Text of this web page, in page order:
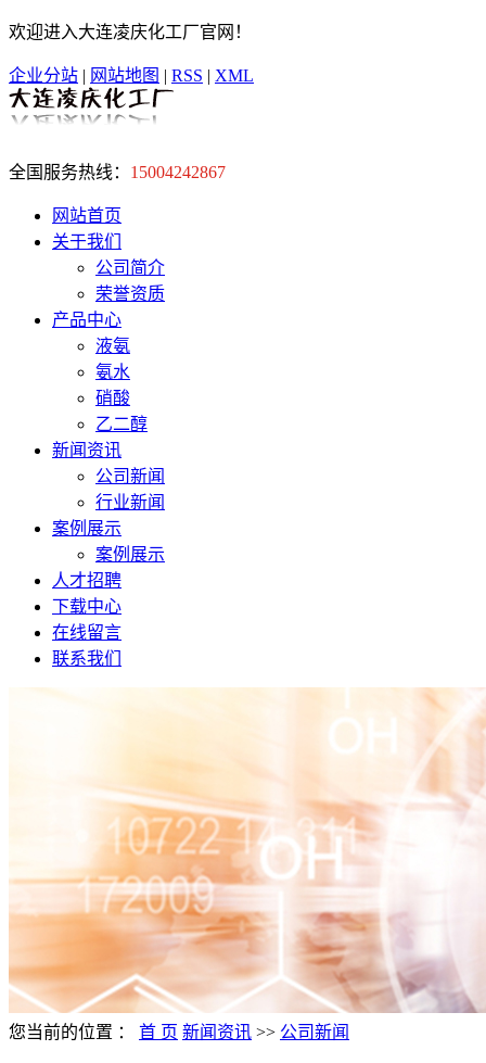
欢迎进入大连凌庆化工厂官网！
企业分站 | 网站地图 | RSS | XML
全国服务热线： 15004242867
网站首页
关于我们
公司简介
荣誉资质
产品中心
液氨
氨水
硝酸
乙二醇
新闻资讯
公司新闻
行业新闻
案例展示
案例展示
人才招聘
下载中心
在线留言
联系我们
您当前的位置 ： 首 页 新闻资讯 >> 公司新闻